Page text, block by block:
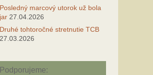
Posledný marcový utorok už bola
jar 27.04.2026
Druhé tohtoročné stretnutie TCB
27.03.2026
Podporujeme: